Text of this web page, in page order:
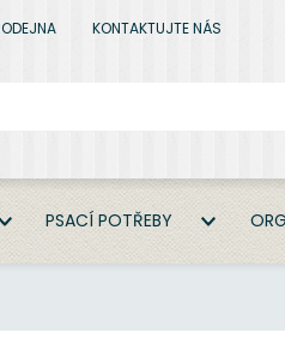
KONTAKTUJTE NÁS
PSACÍ POTŘEBY